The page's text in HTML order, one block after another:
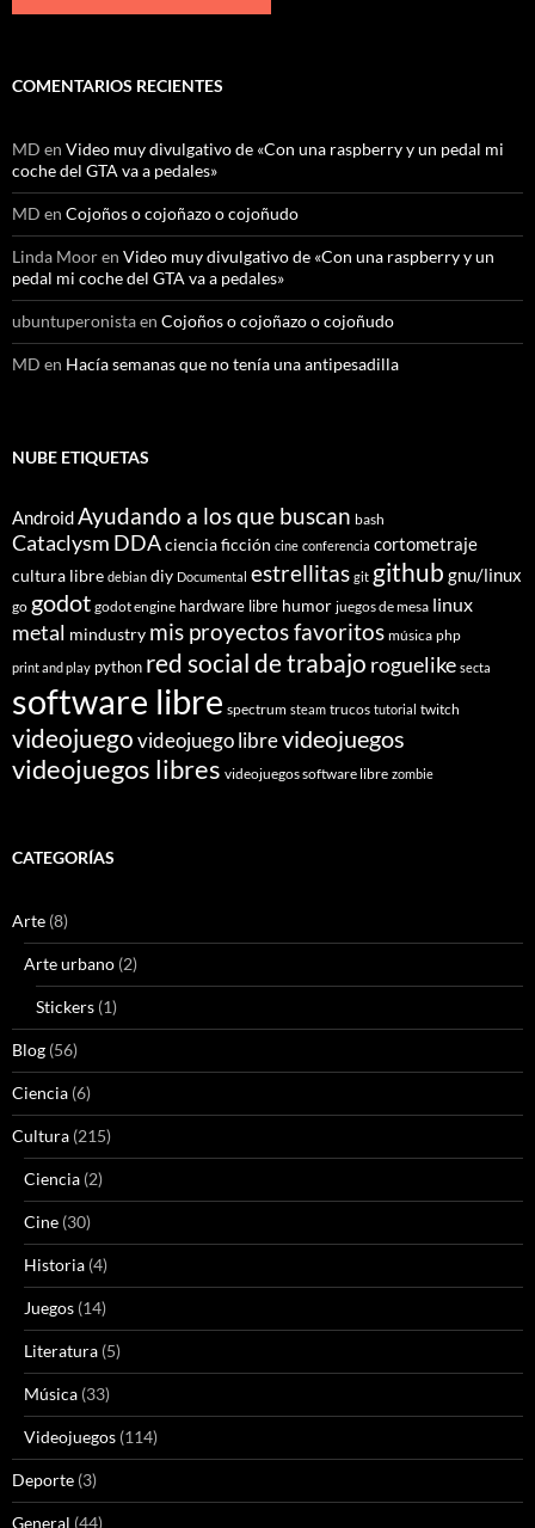
COMENTARIOS RECIENTES
MD en Video muy divulgativo de «Con una raspberry y un pedal mi
coche del GTA va a pedales»
MD en Cojoños o cojoñazo o cojoñudo
Linda Mooren Video muy divulgativo de «Con una raspberry y un
pedal mi coche del GTA va a pedales»
ubuntuperonistaen Cojoños o cojoñazo o cojoñudo
MD en Hacía semanas que no tenía una antipesadilla
NUBE ETIQUETAS
AndroidAyudando a los que buscan bash
Cataclysm DDAciencia ficción cine conferencia cortometraje
cultura libre debian diy Documental estrellitas git github gnu/linux
go godot godot engine hardware libre humor juegos de mesa linux
metal mindustry mis proyectos favoritos música php
print and play python red social de trabajo roguelike secta
software libre spectrum steam trucos tutorial twitch
videojuegovideojuego librevideojuegos
videojuegos libres videojuegos software libre zombie
CATEGORÍAS
Arte (8)
Arte urbano (2)
Stickers (1)
Blog (56)
Ciencia (6)
Cultura (215)
Ciencia (2)
Cine (30)
Historia (4)
Juegos (14)
Literatura (5)
Música (33)
Videojuegos (114)
Deporte (3)
General (44)